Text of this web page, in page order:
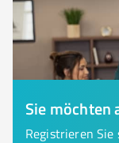
Sie möchten
Registrieren